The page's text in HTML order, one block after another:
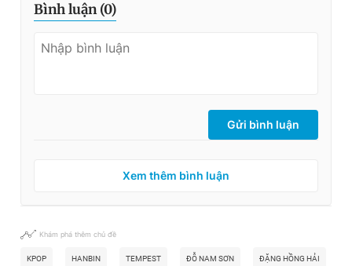
Bình luận (0)
Gửi bình luận
Xem thêm bình luận
Khám phá thêm chủ đề
KPOP HANBIN TEMPEST ĐỖ NAM SƠN ĐẶNG HỒNG HẢI